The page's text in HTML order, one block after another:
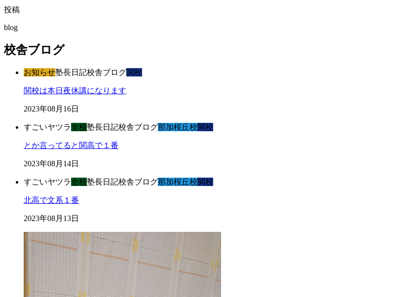
投稿
blog
校舎ブログ
お知らせ塾長日記校舎ブログ関校
関校は本日夜休講になります
2023年08月16日
すごいヤツラ全校塾長日記校舎ブログ那加桜丘校関校
とか言ってると関高で１番
2023年08月14日
すごいヤツラ全校塾長日記校舎ブログ那加桜丘校関校
北高で文系１番
2023年08月13日